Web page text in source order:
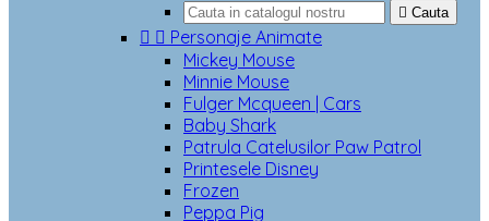
 Cauta
  Personaje Animate
Mickey Mouse
Minnie Mouse
Fulger Mcqueen | Cars
Baby Shark
Patrula Catelusilor Paw Patrol
Printesele Disney
Frozen
Peppa Pig